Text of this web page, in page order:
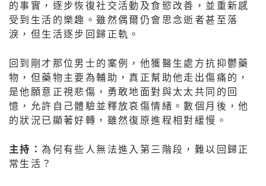
的事實，逐步恢復社交活動及食慾改善，並重新感
受到生活的樂趣。雖然偶爾仍會思念逝者甚至落
淚，但生活逐步回歸正軌。
回到剛才那位男士的案例，他獲醫生處方抗抑鬱藥
物，但藥物主要為輔助，真正幫助他走出傷痛的，
是他願意正視悲傷，勇敢地面對與太太共同的回
憶，允許自己體驗並釋放哀傷情緒。數個月後，他
的狀況已顯著好轉，雖然復原進程相對緩慢。
主持：為何有些人無法進入第三階段，難以回歸正
常生活？